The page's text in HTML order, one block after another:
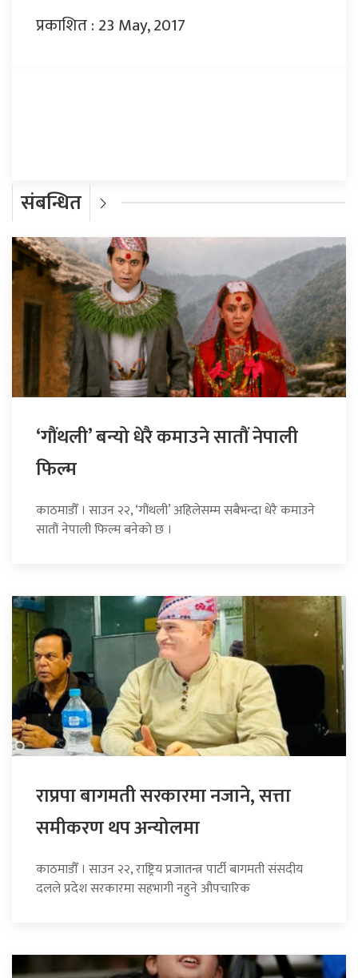
प्रकाशित : 23 May, 2017
संबन्धित
‘गौंथली’ बन्यो धेरै कमाउने सातौं नेपाली
फिल्म
काठमाडौँ । साउन २२, ‘गौंथली’ अहिलेसम्म सबैभन्दा धेरै कमाउने
सातौं नेपाली फिल्म बनेको छ ।
राप्रपा बागमती सरकारमा नजाने, सत्ता
समीकरण थप अन्योलमा
काठमाडौँ । साउन २२, राष्ट्रिय प्रजातन्त्र पार्टी बागमती संसदीय
दलले प्रदेश सरकारमा सहभागी नहुने औपचारिक